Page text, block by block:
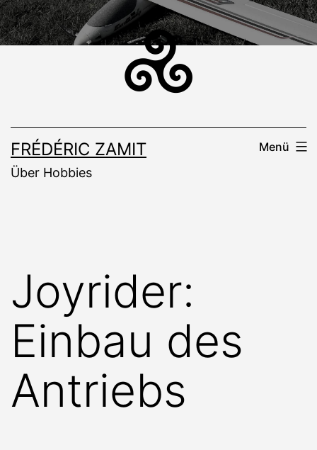
Zum
Inhalt
FRÉDÉRIC ZAMIT
Über Hobbies
Menü
Joyrider:
Einbau des
Antriebs